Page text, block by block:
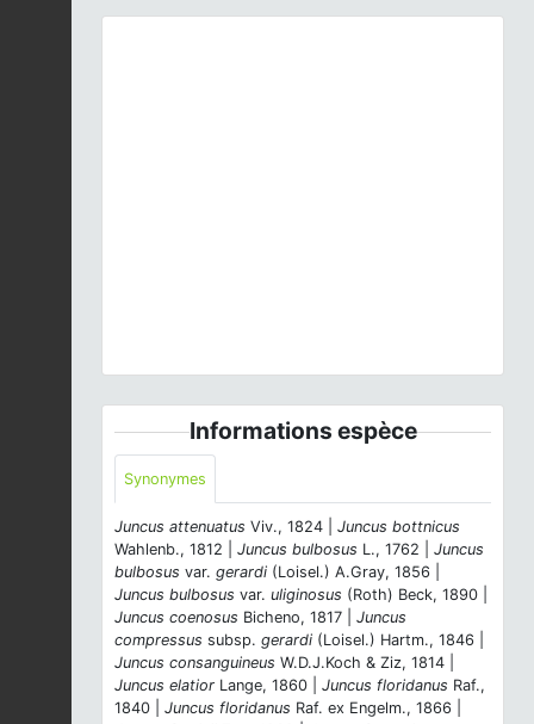
Informations espèce
Synonymes
Juncus attenuatus Viv., 1824 | Juncus bottnicus
Wahlenb., 1812 | Juncus bulbosus L., 1762 | Juncus
bulbosus var. gerardi (Loisel.) A.Gray, 1856 |
Juncus bulbosus var. uliginosus (Roth) Beck, 1890 |
Juncus coenosus Bicheno, 1817 | Juncus
compressus subsp. gerardi (Loisel.) Hartm., 1846 |
Juncus consanguineus W.D.J.Koch & Ziz, 1814 |
Juncus elatior Lange, 1860 | Juncus floridanus Raf.,
1840 | Juncus floridanus Raf. ex Engelm., 1866 |